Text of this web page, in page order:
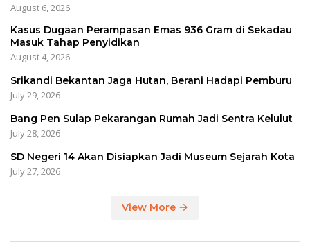
August 6, 2026
Kasus Dugaan Perampasan Emas 936 Gram di Sekadau
Masuk Tahap Penyidikan
August 4, 2026
Srikandi Bekantan Jaga Hutan, Berani Hadapi Pemburu
July 29, 2026
Bang Pen Sulap Pekarangan Rumah Jadi Sentra Kelulut
July 28, 2026
SD Negeri 14 Akan Disiapkan Jadi Museum Sejarah Kota
July 27, 2026
View More